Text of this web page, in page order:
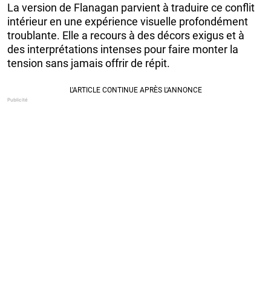
La version de Flanagan parvient à traduire ce conflit
intérieur en une expérience visuelle profondément
troublante. Elle a recours à des décors exigus et à
des interprétations intenses pour faire monter la
tension sans jamais offrir de répit.